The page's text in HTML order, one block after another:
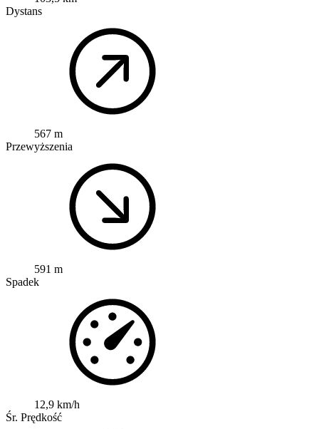
Dystans
567 m
Przewyższenia
591 m
Spadek
12,9 km/h
Śr. Prędkość